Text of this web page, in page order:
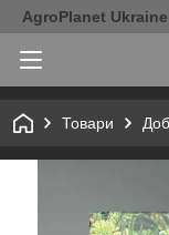
AgroPlanet
Товари